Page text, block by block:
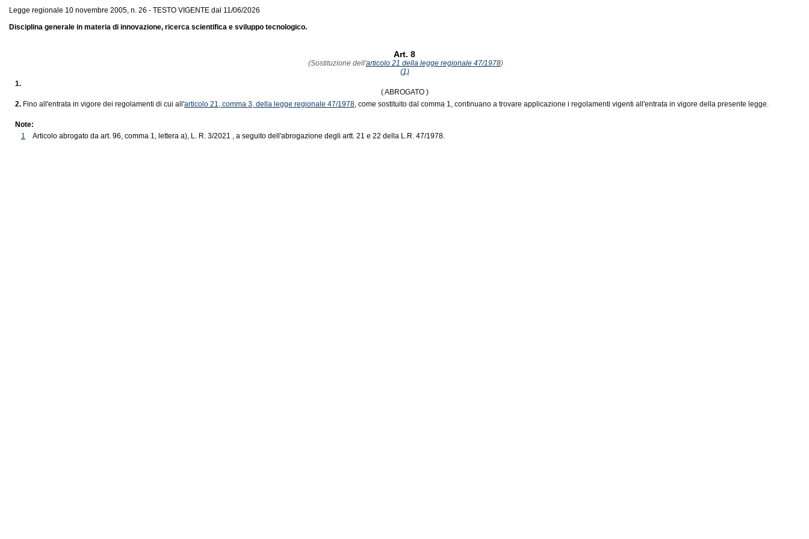
Legge regionale 10 novembre 2005, n. 26 - TESTO VIGENTE dal 11/06/2026
Disciplina generale in materia di innovazione, ricerca scientifica e sviluppo tecnologico.
Art. 8
(Sostituzione dell'articolo 21 della legge regionale 47/1978)
(1)
1.
( ABROGATO )
2. Fino all'entrata in vigore dei regolamenti di cui all'articolo 21, comma 3, della legge regionale 47/1978, come sostituito dal comma 1, continuano a trovare applicazione i regolamenti vigenti all'entrata in vigore della presente legge.
Note:
1
Articolo abrogato da art. 96, comma 1, lettera a), L. R. 3/2021 , a seguito dell'abrogazione degli artt. 21 e 22 della L.R. 47/1978.